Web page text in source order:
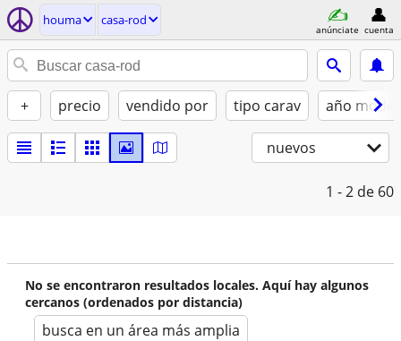
houma casa-rod
anúnciate cuenta
+ precio vendido por tipo carav año
nuevos
1 - 2 de 60
No se encontraron resultados locales. Aquí hay algunos
cercanos (ordenados por distancia)
busca en un área más amplia